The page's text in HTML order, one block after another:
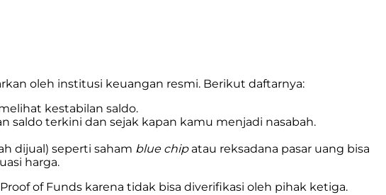
oleh institusi keuangan resmi. Berikut daftarnya:
kestabilan saldo.
saldo terkini dan sejak kapan kamu menjadi nasabah.
dijual) seperti saham blue chipatau reksadana pasar uang bisa
harga.
of Funds karena tidak bisa diverifikasi oleh pihak ketiga.